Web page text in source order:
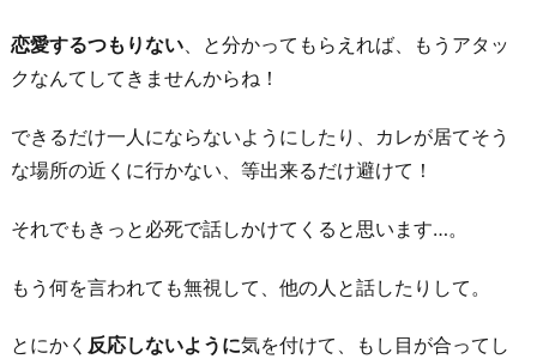
恋愛するつもりない、と分かってもらえれば、もうアタッ
クなんてしてきませんからね！
できるだけ一人にならないようにしたり、カレが居てそう
な場所の近くに行かない、等出来るだけ避けて！
それでもきっと必死で話しかけてくると思います…。
もう何を言われても無視して、他の人と話したりして。
とにかく 反応しないように気を付けて、もし目が合ってし